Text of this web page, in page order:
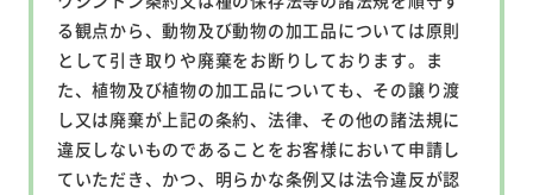
る観点から、動物及び動物の加工品については原則
として引き取りや廃棄をお断りしております。ま
た、植物及び植物の加工品についても、その譲り渡
し又は廃棄が上記の条約、法律、その他の諸法規に
違反しないものであることをお客様において申請し
ていただき、かつ、明らかな条例又は法令違反が認